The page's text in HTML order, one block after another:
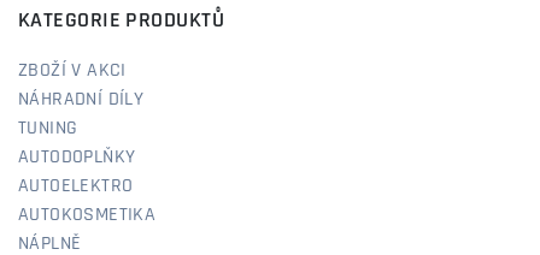
KATEGORIE PRODUKTŮ
ZBOŽÍ V AKCI
NÁHRADNÍ DÍLY
TUNING
AUTODOPLŇKY
AUTOELEKTRO
AUTOKOSMETIKA
NÁPLNĚ